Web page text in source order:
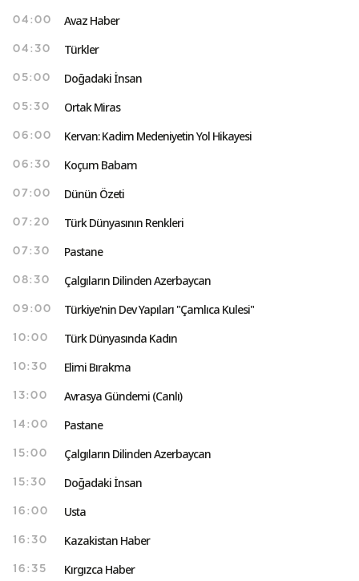
04:00 Avaz Haber
04:30 Türkler
05:00 Doğadaki İnsan
05:30 Ortak Miras
06:00 Kervan: Kadim Medeniyetin Yol Hikayesi
06:30 Koçum Babam
07:00 Dünün Özeti
07:20 Türk Dünyasının Renkleri
07:30 Pastane
08:30 Çalgıların Dilinden Azerbaycan
09:00 Türkiye'nin Dev Yapıları "Çamlıca Kulesi"
10:00 Türk Dünyasında Kadın
10:30 Elimi Bırakma
13:00 Avrasya Gündemi (Canlı)
14:00 Pastane
15:00 Çalgıların Dilinden Azerbaycan
15:30 Doğadaki İnsan
16:00 Usta
16:30 Kazakistan Haber
16:35 Kırgızca Haber